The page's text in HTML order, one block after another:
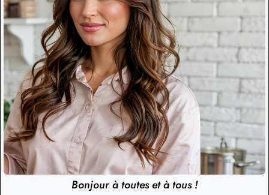
Bonjour à toutes et à tous !